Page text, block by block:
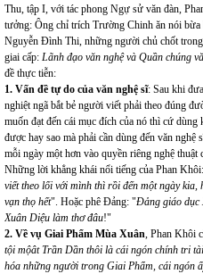
Thu, tập I, với tác phong Ngự sử văn đàn,
tưởng: Ông chỉ trích Trường Chinh ăn nói
Nguyễn Đình Thi, những người chủ chốt
giai cấp: Lãnh đạo văn nghệ và Quần chúng
đề thực tiễn:
1. Vấn đề tự do của văn nghệ sĩ: Sau khi
nghiệt ngã bắt bẻ người viết phải theo đúng
muốn đạt đến cái mục đích của nó thì cứ
được hay sao mà phải cần dùng đến văn
mỗi ngày một hơn vào quyền riêng nghệ thuật
Những lời khẳng khái nổi tiếng của Phan
viết theo lối với mình thì rồi đến một ngày
vạn thọ hết". Hoặc phê Đảng: "Đảng giáo dục
Xuân Diệu làm thơ đâu!"
2. Về vụ Giai Phẩm Mùa Xuân, Phan Khôi
tội mộât Trần Dần thôi là cái ngón chính tri
hóa những người trong Giai Phẩm, cái ngón